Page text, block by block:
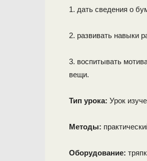
1. дать сведения о
2. развивать навыки
3. воспитывать
вещи.
Тип урока: Урок
Методы:
Оборудование: